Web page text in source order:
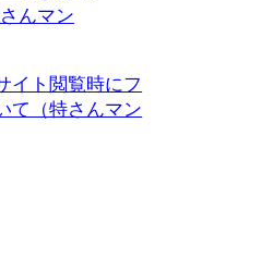
イト閲覧時にフ
て（特さんマン